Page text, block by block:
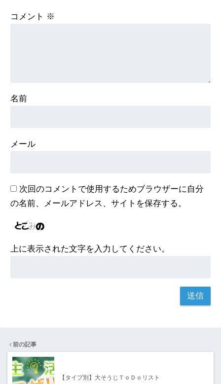
コメント ※
名前
メール
次回のコメントで使用するためブラウザーに自分
の名前、メールアドレス、サイトを保存する。
上に表示された文字を入力してください。
前の記事
【タイプ別】大そうじＴｏＤｏリスト